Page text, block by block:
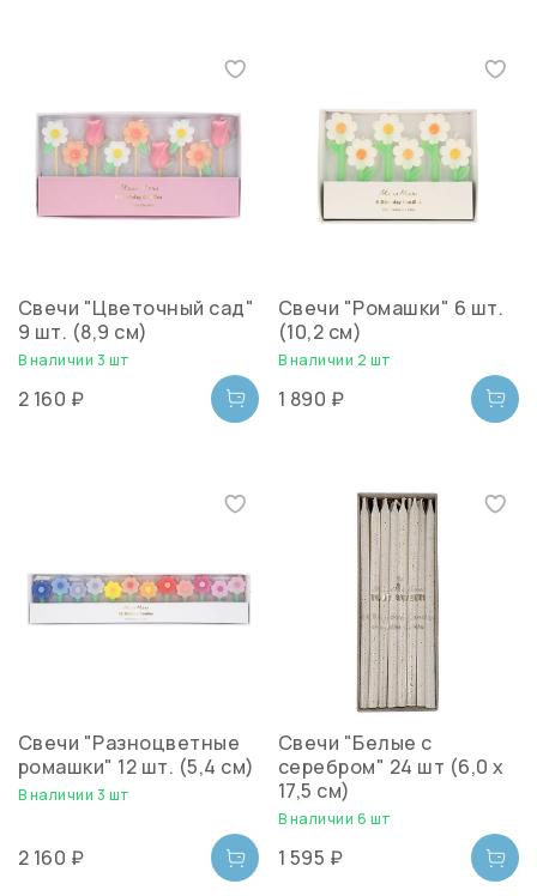
Свечи "Цветочный сад"
9 шт. (8,9 см)
В наличии 3 шт
2 160 ₽
Свечи "Ромашки" 6 шт.
(10,2 см)
В наличии 2 шт
1 890 ₽
Свечи "Разноцветные
ромашки" 12 шт. (5,4 см)
В наличии 3 шт
2 160 ₽
Свечи "Белые с
серебром" 24 шт (6,0 х
17,5 см)
В наличии 6 шт
1 595 ₽